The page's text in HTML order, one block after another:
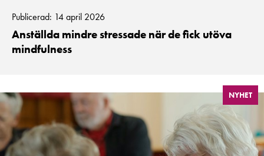
Publicerad: 14 april 2026
Anställda mindre stressade när de fick utöva
mindfulness
NYHET